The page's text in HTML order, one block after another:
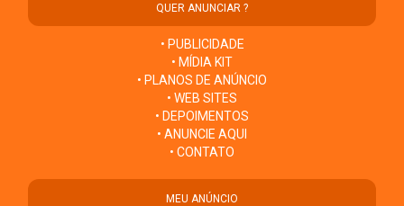
QUER ANUNCIAR ?
• PUBLICIDADE
• MÍDIA KIT
• PLANOS DE ANÚNCIO
• WEB SITES
• DEPOIMENTOS
• ANUNCIE AQUI
• CONTATO
MEU ANÚNCIO